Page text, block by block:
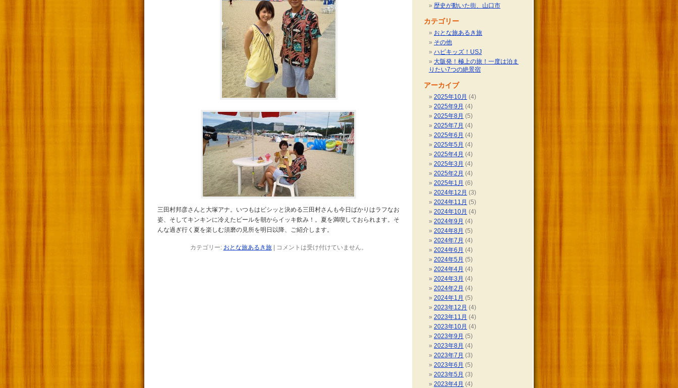
三田村邦彦さんと大塚アナ。いつもはビシッと決める三田村さんも今日ばかりはラフなお
姿、そしてキンキンに冷えたビールを朝からイッキ飲み！。夏を満喫しておられます。そ
んな過ぎ行く夏を楽しむ須磨の見所を明日以降、ご紹介します。
カテゴリー: おとな旅あるき旅| コメントは受け付けていません。
歴史が動いた街、山口市
カテゴリー
おとな旅あるき旅
その他
ハピキッズ！USJ
大阪発！極上の旅！一度は泊ま
りたい7つの絶景宿
アーカイブ
2025年10月 (4)
2025年9月 (4)
2025年8月 (5)
2025年7月 (4)
2025年6月 (4)
2025年5月 (4)
2025年4月 (4)
2025年3月 (4)
2025年2月 (4)
2025年1月 (6)
2024年12月 (3)
2024年11月 (5)
2024年10月 (4)
2024年9月 (4)
2024年8月 (5)
2024年7月 (4)
2024年6月 (4)
2024年5月 (5)
2024年4月 (4)
2024年3月 (4)
2024年2月 (4)
2024年1月 (5)
2023年12月 (4)
2023年11月 (4)
2023年10月 (4)
2023年9月 (5)
2023年8月 (4)
2023年7月 (3)
2023年6月 (5)
2023年5月 (3)
2023年4月 (4)